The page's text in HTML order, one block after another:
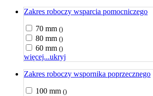
Zakres roboczy wsparcia pomocniczego
70 mm ()
80 mm ()
60 mm ()
więcej...ukryj
Zakres roboczy wspornika poprzecznego
100 mm ()